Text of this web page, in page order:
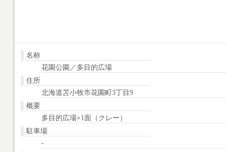
名称
花園公園／多目的広場
住所
北海道苫小牧市花園町3丁目9
概要
多目的広場×1面（クレー）
駐車場
-